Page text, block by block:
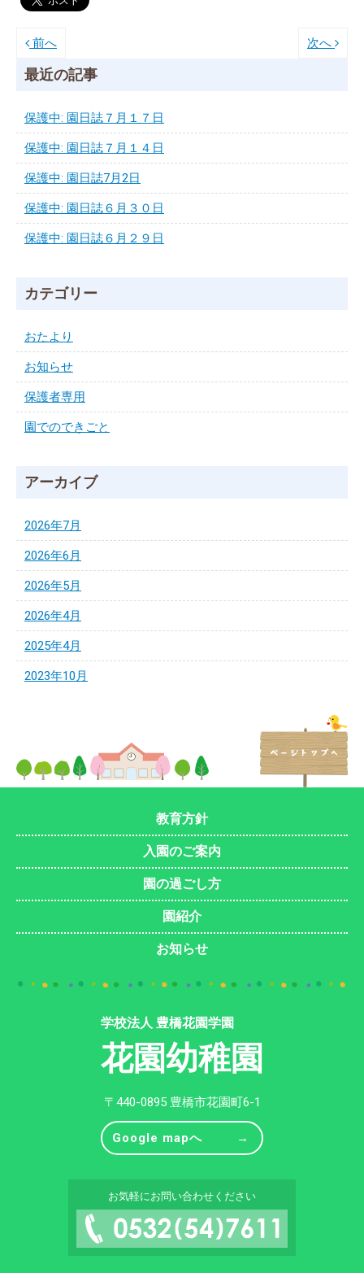
前へ 次へ
最近の記事
保護中: 園日誌７月１７日
保護中: 園日誌７月１４日
保護中: 園日誌7月2日
保護中: 園日誌６月３０日
保護中: 園日誌６月２９日
カテゴリー
おたより
お知らせ
保護者専用
園でのできごと
アーカイブ
2026年7月
2026年6月
2026年5月
2026年4月
2025年4月
2023年10月
教育方針
入園のご案内
園の過ごし方
園紹介
お知らせ
学校法人 豊橋花園学園
花園幼稚園
〒440-0895 豊橋市花園町6-1
Google mapへ
お気軽にお問い合わせください